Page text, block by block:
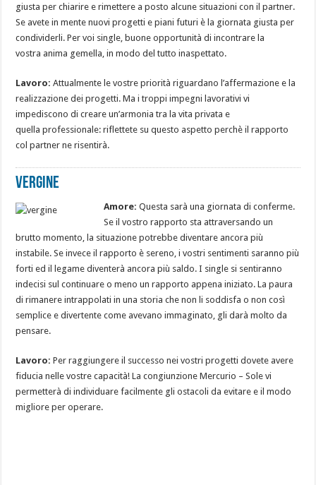
giusta per chiarire e rimettere a posto alcune situazioni con il partner.
Se avete in mente nuovi progetti e piani futuri è la giornata giusta per
condividerli. Per voi single, buone opportunità di incontrare la
vostra anima gemella, in modo del tutto inaspettato.
Lavoro: Attualmente le vostre priorità riguardano l’affermazione e la
realizzazione dei progetti. Ma i troppi impegni lavorativi vi
impediscono di creare un’armonia tra la vita privata e
quella professionale: riflettete su questo aspetto perchè il rapporto
col partner ne risentirà.
Vergine
Amore: Questa sarà una giornata di conferme.
Se il vostro rapporto sta attraversando un
brutto momento, la situazione potrebbe diventare ancora più
instabile. Se invece il rapporto è sereno, i vostri sentimenti saranno più
forti ed il legame diventerà ancora più saldo. I single si sentiranno
indecisi sul continuare o meno un rapporto appena iniziato. La paura
di rimanere intrappolati in una storia che non li soddisfa o non così
semplice e divertente come avevano immaginato, gli darà molto da
pensare.
Lavoro: Per raggiungere il successo nei vostri progetti dovete avere
fiducia nelle vostre capacità! La congiunzione Mercurio – Sole vi
permetterà di individuare facilmente gli ostacoli da evitare e il modo
migliore per operare.